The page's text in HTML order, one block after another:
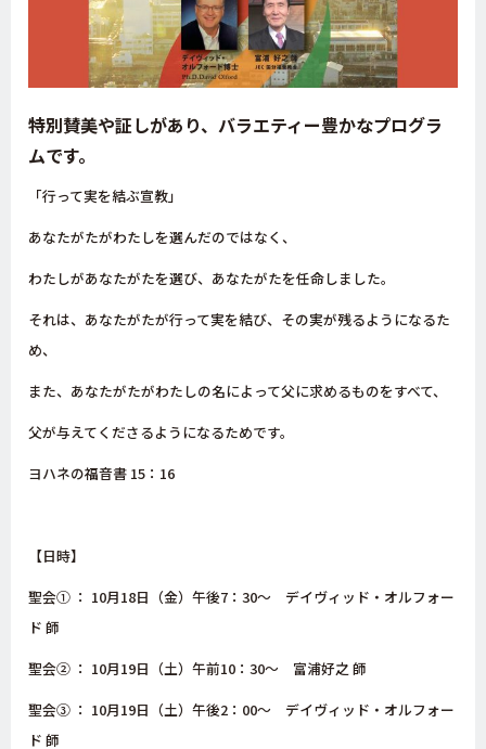
特別賛美や証しがあり、バラエティー豊かなプログラ
ムです。
「行って実を結ぶ宣教」
あなたがたがわたしを選んだのではなく、
わたしがあなたがたを選び、あなたがたを任命しました。
それは、あなたがたが行って実を結び、その実が残るようになるた
め、
また、あなたがたがわたしの名によって父に求めるものをすべて、
父が与えてくださるようになるためです。
ヨハネの福音書 15：16
【日時】
聖会① ： 10月18日（金）午後7：30〜 デイヴィッド・オルフォー
ド 師
聖会② ： 10月19日（土）午前10：30〜 富浦好之 師
聖会③ ： 10月19日（土）午後2：00〜 デイヴィッド・オルフォー
ド 師